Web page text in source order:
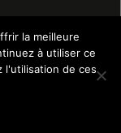
la meilleure
à utiliser ce
l'utilisation de ces